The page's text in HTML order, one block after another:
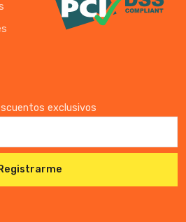
exclusivos
Registrarme